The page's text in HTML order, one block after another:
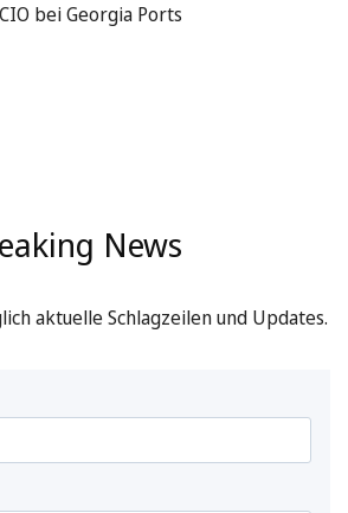
bei Georgia Ports
News
aktuelle Schlagzeilen und Updates.